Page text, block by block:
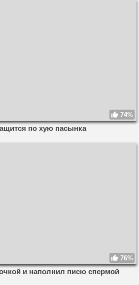
74%
по хую пасынка
76%
и наполнил писю спермой